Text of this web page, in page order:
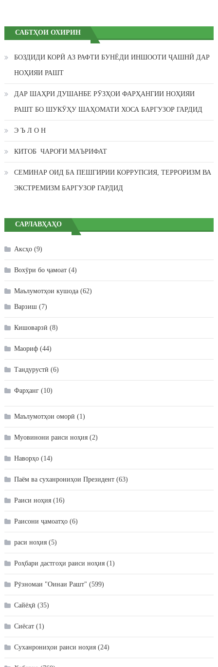
САБТҲОИ ОХИРИН
БОЗДИДИ КОРӢ АЗ РАФТИ БУНЁДИ ИНШООТИ ҶАШНӢ ДАР
НОҲИЯИ РАШТ
ДАР ШАҲРИ ДУШАНБЕ РӮЗҲОИ ФАРҲАНГИИ НОҲИЯИ
РАШТ БО ШУКӮҲУ ШАҲОМАТИ ХОСА БАРГУЗОР ГАРДИД
Э Ъ Л О Н
КИТОБ ЧАРОҒИ МАЪРИФАТ
СЕМИНАР ОИД БА ПЕШГИРИИ КОРРУПСИЯ, ТЕРРОРИЗМ ВА
ЭКСТРЕМИЗМ БАРГУЗОР ГАРДИД
САРЛАВҲАҲО
Аксҳо(9)
Вохӯри бо ҷамоат(4)
Маълумотҳои кушода(62)
Варзиш(7)
Кишоварзӣ (8)
Маориф(44)
Тандурустӣ (6)
Фарҳанг(10)
Маълумотҳои оморӣ (1)
Муовинони раиси ноҳия(2)
Наворҳо(14)
Паём ва суханрониҳои Президент(63)
Раиси ноҳия(16)
Раисони ҷамоатҳо(6)
раси ноҳия(5)
Роҳбари дастгоҳи раиси ноҳия(1)
Рӯзномаи "Оинаи Рашт" (599)
Сайёҳӣ (35)
Сиёсат(1)
Суханрониҳои раиси ноҳия(24)